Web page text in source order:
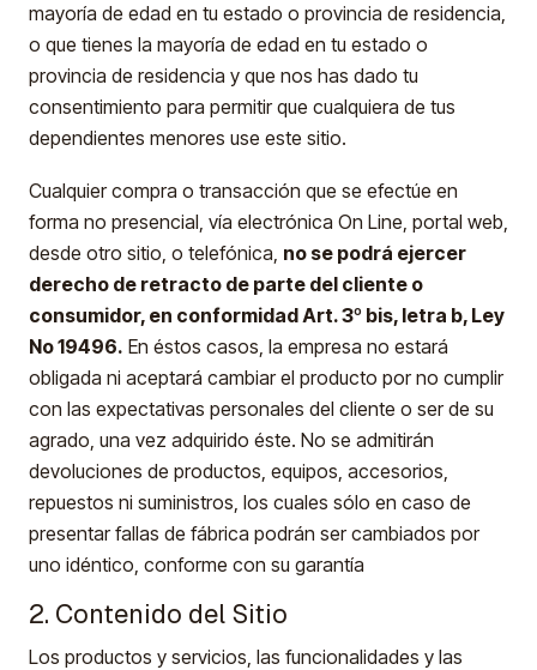
mayoría de edad en tu estado o provincia de residencia,
o que tienes la mayoría de edad en tu estado o
provincia de residencia y que nos has dado tu
consentimiento para permitir que cualquiera de tus
dependientes menores use este sitio.
Cualquier compra o transacción que se efectúe en
forma no presencial, vía electrónica On Line, portal web,
desde otro sitio, o telefónica, no se podrá ejercer
derecho de retracto de parte del cliente o
consumidor, en conformidad Art. 3º bis, letra b, Ley
No 19496. En éstos casos, la empresa no estará
obligada ni aceptará cambiar el producto por no cumplir
con las expectativas personales del cliente o ser de su
agrado, una vez adquirido éste. No se admitirán
devoluciones de productos, equipos, accesorios,
repuestos ni suministros, los cuales sólo en caso de
presentar fallas de fábrica podrán ser cambiados por
uno idéntico, conforme con su garantía
2. Contenido del Sitio
Los productos y servicios, las funcionalidades y las